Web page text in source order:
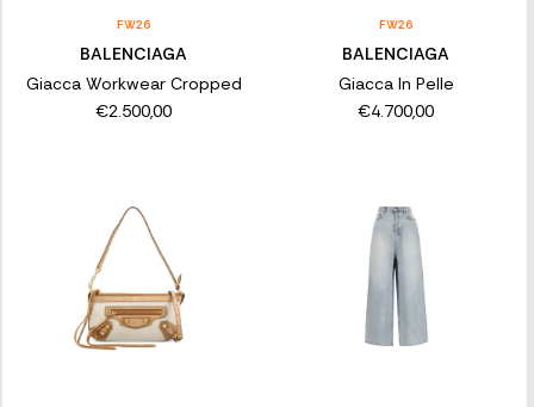
FW26
BALENCIAGA
Giacca Workwear Cropped
€2.500,00
FW26
BALENCIAGA
Giacca In Pelle
€4.700,00